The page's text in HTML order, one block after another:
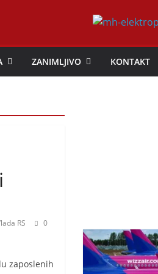
ZANIMLJIVO KONTAKT
RS
0
zaposlenih